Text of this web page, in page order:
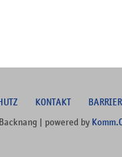
KONTAKT B
| powered by